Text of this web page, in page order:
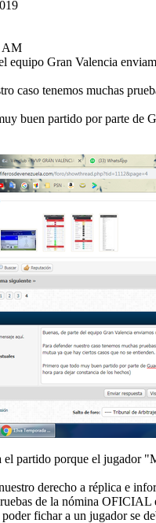
AM
equipo Gran Valencia
caso tenemos muchas
buen partido por parte de
partido porque el jugador
derecho a réplica e
de la nómina
fichar a un jugador se